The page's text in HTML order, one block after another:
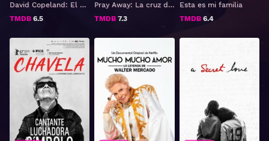
David Copeland: El hombre que aterrorizó Londres
TMDB 6.5
Pray Away: La cruz dentro del clóset
TMDB 7.3
Esta es mi familia
TMDB6.4